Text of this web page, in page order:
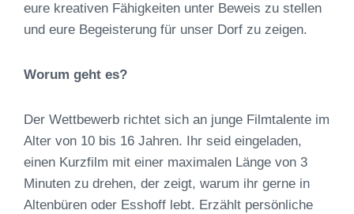
eure kreativen Fähigkeiten unter Beweis zu stellen
und eure Begeisterung für unser Dorf zu zeigen.
Worum geht es?
Der Wettbewerb richtet sich an junge Filmtalente im
Alter von 10 bis 16 Jahren. Ihr seid eingeladen,
einen Kurzfilm mit einer maximalen Länge von 3
Minuten zu drehen, der zeigt, warum ihr gerne in
Altenbüren oder Esshoff lebt. Erzählt persönliche